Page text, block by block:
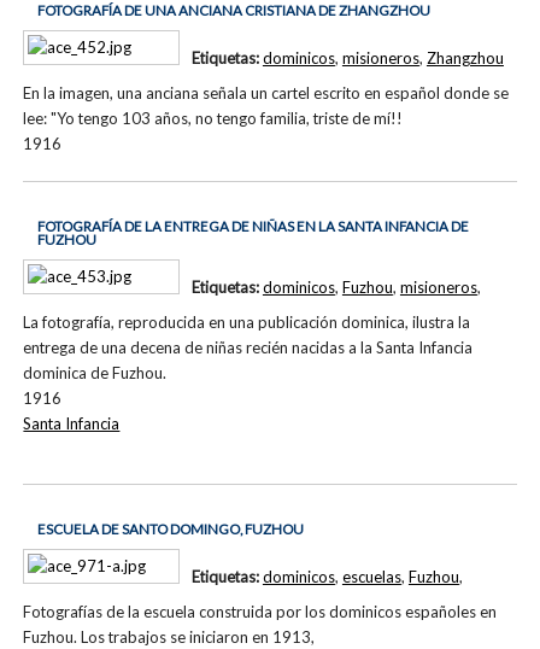
FOTOGRAFÍA DE UNA ANCIANA CRISTIANA DE ZHANGZHOU
En la imagen, una anciana señala un cartel escrito en español donde se
lee: "Yo tengo 103 años, no tengo familia, triste de mí!!
1916
Etiquetas:dominicos, misioneros, Zhangzhou
FOTOGRAFÍA DE LA ENTREGA DE NIÑAS EN LA SANTA INFANCIA DE
FUZHOU
La fotografía, reproducida en una publicación dominica, ilustra la
entrega de una decena de niñas recién nacidas a la Santa Infancia
dominica de Fuzhou.
1916
Etiquetas:dominicos, Fuzhou, misioneros,
Santa Infancia
ESCUELA DE SANTO DOMINGO, FUZHOU
Fotografías de la escuela construida por los dominicos españoles en
Fuzhou. Los trabajos se iniciaron en 1913,
Etiquetas:dominicos, escuelas, Fuzhou,